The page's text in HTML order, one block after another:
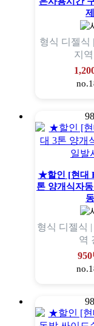
형식 디젤식 |
지역
★할인 [현대
톤 양개식자
형식 디젤식 |
역